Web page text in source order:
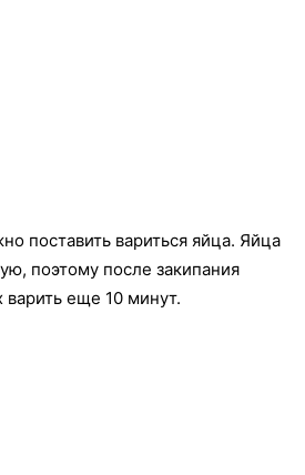
поставить вариться яйца. Яйца
поэтому после закипания
еще 10 минут.